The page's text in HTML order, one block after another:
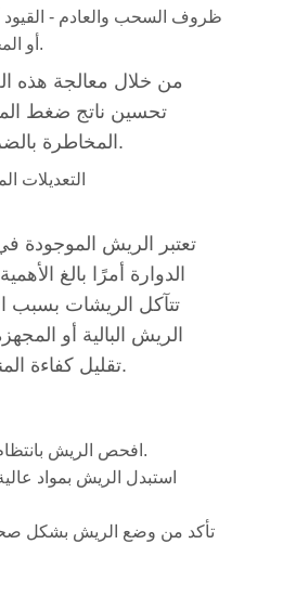
ظروف السحب والعادم -
أو المخرج يمكن أن تحد من الأداء.
من خلال معالجة هذه
تحسين ناتج ضغط
المخاطرة بالضرر أو التشغيل غير الآمن.
التعديلات
تعتبر الريش الموجودة
الدوارة أمرًا بالغ
تتآكل الريشات بسبب
الريش البالية أو
تقليل كفاءة المنفاخ وإخراج الضغط منه.
افحص الريش بانتظام بحثًا عن التآكل أو التشقق.
استبدل الريش بمواد
تأكد من وضع الريش بشكل